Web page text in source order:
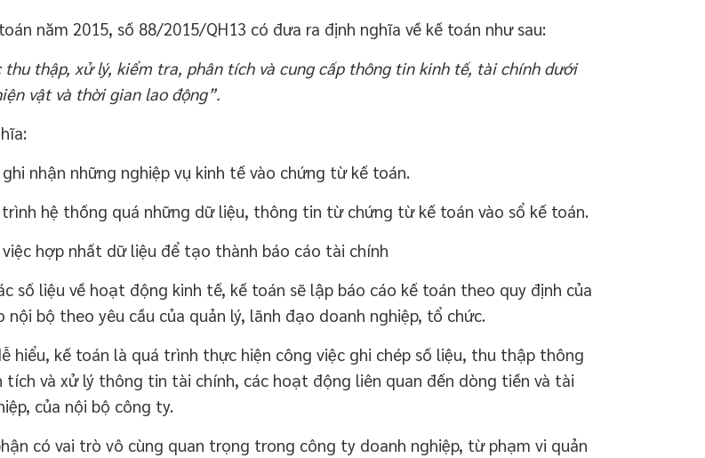
năm 2015, số 88/2015/QH13 có đưa ra định nghĩa về kế toán như sau:
thập, xử lý, kiểm tra, phân tích và cung cấp thông tin kinh tế, tài chính dưới
vật và thời gian lao động”.
nhận những nghiệp vụ kinh tế vào chứng từ kế toán.
hệ thống quá những dữ liệu, thông tin từ chứng từ kế toán vào sổ kế toán.
hợp nhất dữ liệu để tạo thành báo cáo tài chính
số liệu về hoạt động kinh tế, kế toán sẽ lập báo cáo kế toán theo quy định của
nội bộ theo yêu cầu của quản lý, lãnh đạo doanh nghiệp, tổ chức.
kế toán là quá trình thực hiện công việc ghi chép số liệu, thu thập thông
tích và xử lý thông tin tài chính, các hoạt động liên quan đến dòng tiền và tài
của nội bộ công ty.
có vai trò vô cùng quan trọng trong công ty doanh nghiệp, từ phạm vi quản